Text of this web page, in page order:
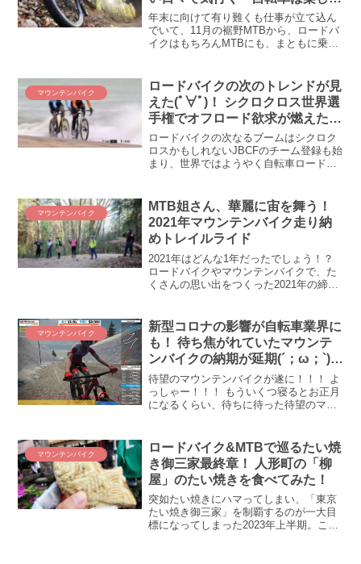
ました。S-Works FAST TRAKとS-Works
RENEGADEのタイヤ交換備忘録です。
い」という再発見
年末に向けて有り難くも仕事が立て込ん
でいて、11月の裾野MTBから、ロードバ
イクはもちろんMTBにも、まともに乗っ
みて、あらためて思うけど、僕は自転車
好きだな、まだまだ楽しいなと思った。
そんな仕事終わりの日曜日の振り返りで
す。
マウンテンバイク
ロードバイクの次のトレンドが見
えた(ﾟ∀ﾟ)！ シクロクロス世界選
手権でオフロード欲求が燃えたぎ
る
ロードバイクの次なるブームはシクロク
ロスかもしれないJBCFのチーム登録も始
まり、世界ではようやく自転車ロードレ
クライマックスを迎えるのがシクロクロ
スです。え、なに...
マウンテンバイク
MTB姐さん、華麗に宙を舞う！
2021年マウンテンバイク走り納
めトレイルライド
2021年はどんな1年だったでしょう！？
ロードバイクやマウンテンバイクで、た
くさんの思い出をつくった2021年の締め
マウンテンバイク大好きオジサンの皆さ
んと一緒に走ってきました。
マウンテンバイク
新型コロナの影響が自転車業界に
も！ 待ち焦がれていたマウンテ
ンバイクの納期が延期(´；ω；`)ｳｩ
ｩ
待望のマウンテンバイクが遂に！！！ よ
っしゃー！！！ もういくつ寝るとお正月
になるくらい、待ちに待った待望のマウ
ンバイクは新型コロナにかかったようで
す ...
マウンテンバイク
ロードバイク&MTBで巡るたい焼
き御三家最終章！ 人形町の「柳
屋」のたい焼きを食べてみた！
突如たい焼きにハマってしまい、「東京
たい焼き御三家」を制覇するのが一大目
標になってしまった2023年上半期。これ